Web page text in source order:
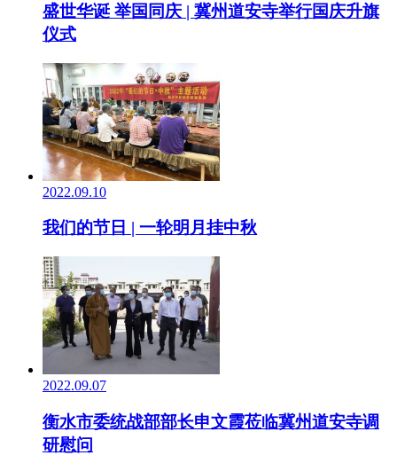
盛世华诞 举国同庆 | 冀州道安寺举行国庆升旗
仪式
2022.09.10
我们的节日 | 一轮明月挂中秋
2022.09.07
衡水市委统战部部长申文霞莅临冀州道安寺调
研慰问